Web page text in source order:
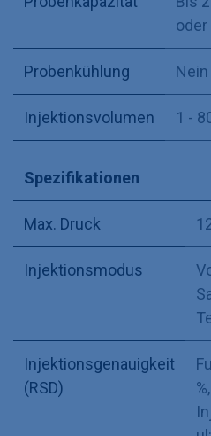
Probenkühlung Nein
Injektionsvolumen 1 -
Spezifikationen
Max. Druck
Injektionsmodus
Injektionsgenauigkeit
(RSD)
%,